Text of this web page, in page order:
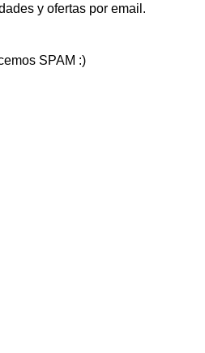
y ofertas por email.
SPAM :)